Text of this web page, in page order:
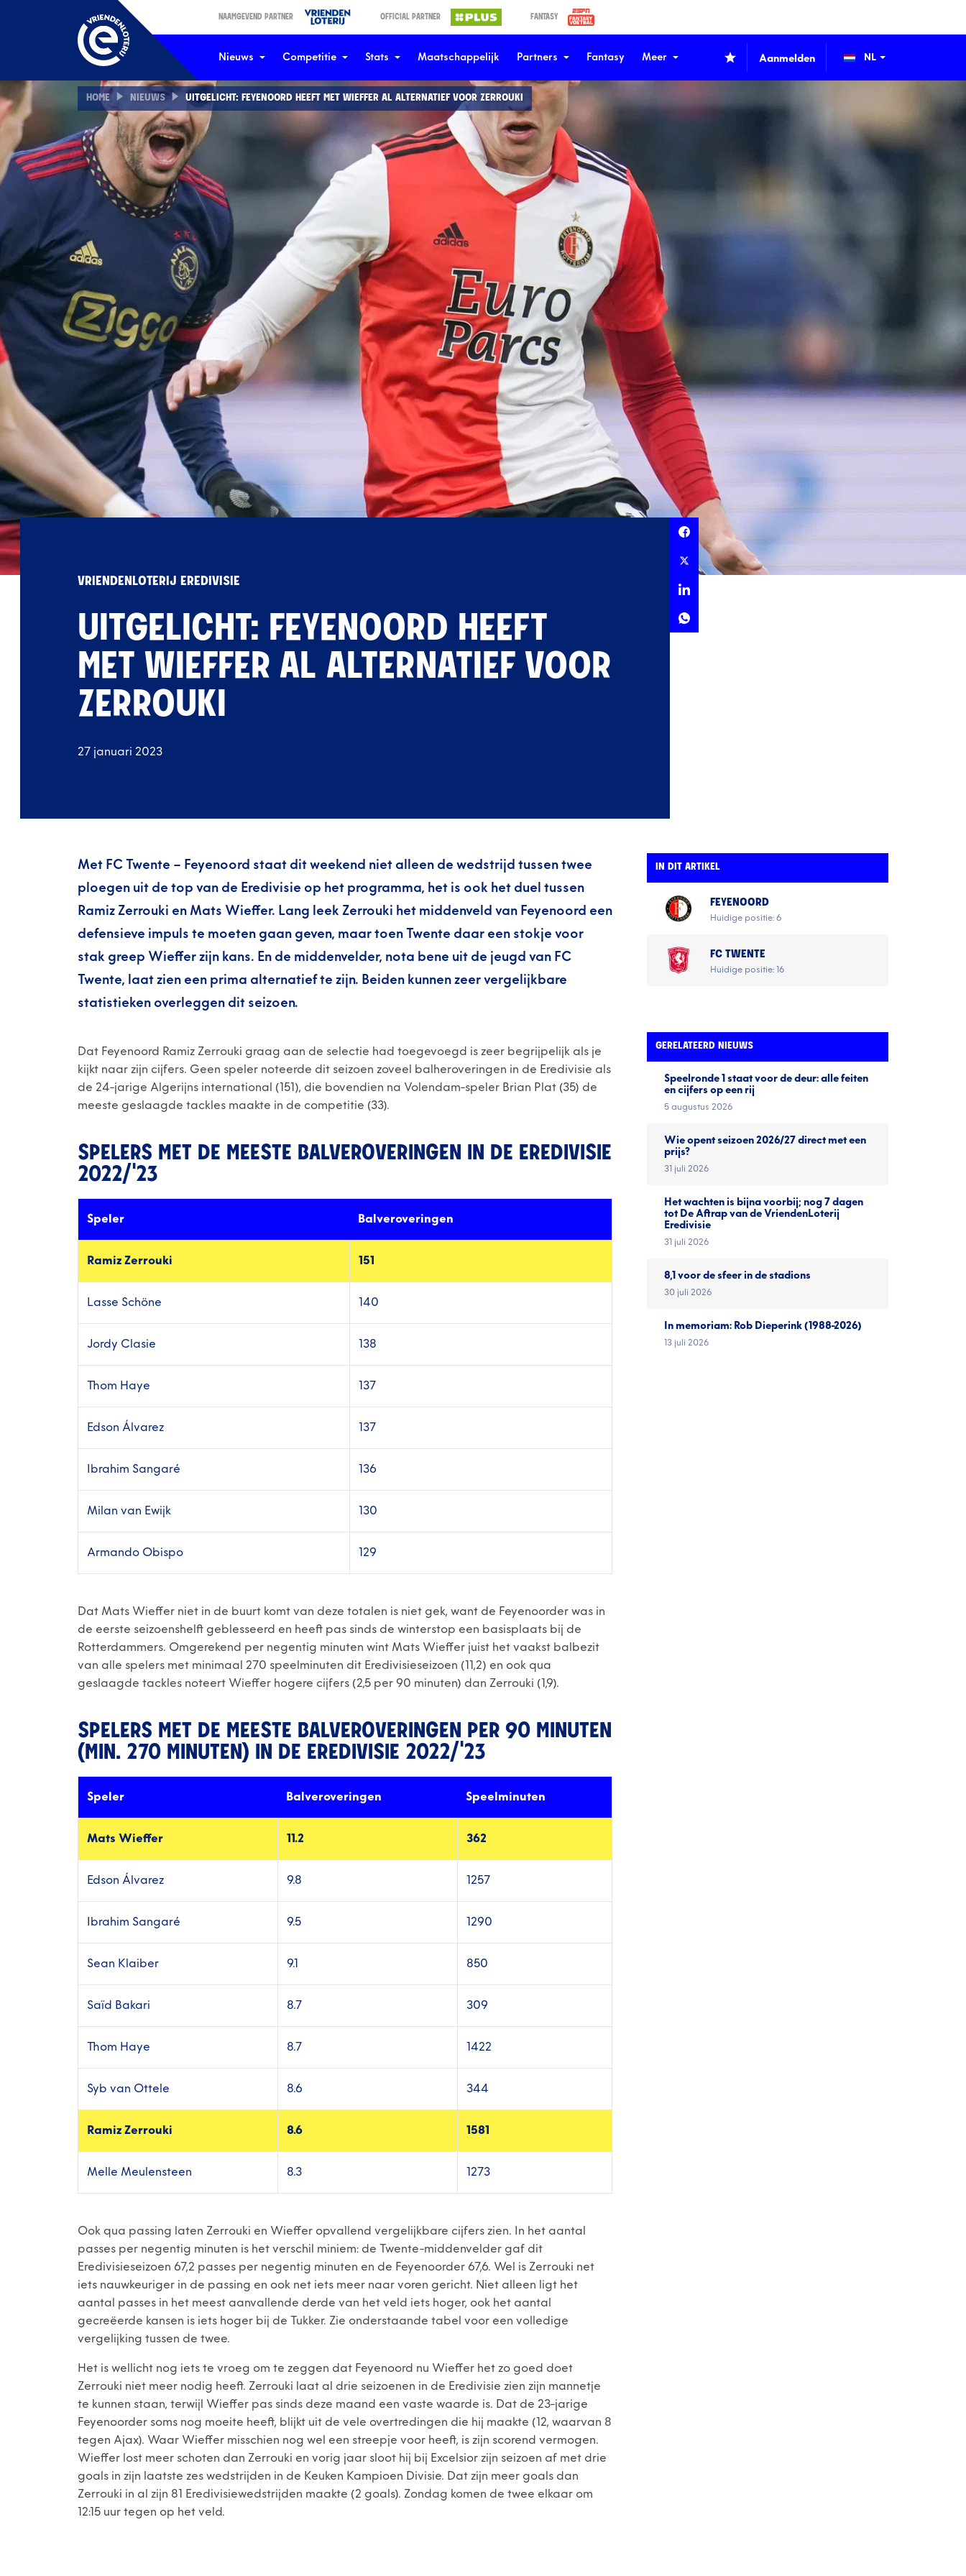
NAAMGEVEND PARTNER OFFICIAL PARTNER FANTASY
Nieuws Competitie Stats Maatschappelijk Partners Fantasy Meer Aanmelden
HOME NIEUWS UITGELICHT: FEYENOORD HEEFT MET WIEFFER AL ALTERNATIEF VOOR ZERROUKI
VRIENDENLOTERIJ EREDIVISIE
UITGELICHT: FEYENOORD HEEFT
MET WIEFFER AL ALTERNATIEF VOOR
ZERROUKI
27 januari 2023
Met FC Twente – Feyenoord staat dit weekend niet alleen de wedstrijd tussen twee
ploegen uit de top van de Eredivisie op het programma, het is ook het duel tussen
Ramiz Zerrouki en Mats Wieffer. Lang leek Zerrouki het middenveld van Feyenoord een
defensieve impuls te moeten gaan geven, maar toen Twente daar een stokje voor
stak greep Wieffer zijn kans. En de middenvelder, nota bene uit de jeugd van FC
Twente, laat zien een prima alternatief te zijn. Beiden kunnen zeer vergelijkbare
statistieken overleggen dit seizoen.
Dat Feyenoord Ramiz Zerrouki graag aan de selectie had toegevoegd is zeer begrijpelijk als je
kijkt naar zijn cijfers. Geen speler noteerde dit seizoen zoveel balheroveringen in de Eredivisie als
de 24-jarige Algerijns international (151), die bovendien na Volendam-speler Brian Plat (35) de
meeste geslaagde tackles maakte in de competitie (33).
SPELERS MET DE MEESTE BALVEROVERINGEN IN DE EREDIVISIE
2022/'23
Speler Balveroveringen
Ramiz Zerrouki 151
Lasse Schöne 140
Jordy Clasie 138
Thom Haye 137
Edson Álvarez 137
Ibrahim Sangaré 136
Milan van Ewijk 130
Armando Obispo 129
Dat Mats Wieffer niet in de buurt komt van deze totalen is niet gek, want de Feyenoorder was in
de eerste seizoenshelft geblesseerd en heeft pas sinds de winterstop een basisplaats bij de
Rotterdammers. Omgerekend per negentig minuten wint Mats Wieffer juist het vaakst balbezit
van alle spelers met minimaal 270 speelminuten dit Eredivisieseizoen (11,2) en ook qua
geslaagde tackles noteert Wieffer hogere cijfers (2,5 per 90 minuten) dan Zerrouki (1,9).
SPELERS MET DE MEESTE BALVEROVERINGEN PER 90 MINUTEN
(MIN. 270 MINUTEN) IN DE EREDIVISIE 2022/'23
Speler Balveroveringen Speelminuten
Mats Wieffer 11.2 362
Edson Álvarez 9.8 1257
Ibrahim Sangaré 9.5 1290
Sean Klaiber 9.1 850
Saïd Bakari 8.7 309
Thom Haye 8.7 1422
Syb van Ottele 8.6 344
Ramiz Zerrouki 8.6 1581
Melle Meulensteen 8.3 1273
Ook qua passing laten Zerrouki en Wieffer opvallend vergelijkbare cijfers zien. In het aantal
passes per negentig minuten is het verschil miniem: de Twente-middenvelder gaf dit
Eredivisieseizoen 67,2 passes per negentig minuten en de Feyenoorder 67,6. Wel is Zerrouki net
iets nauwkeuriger in de passing en ook net iets meer naar voren gericht. Niet alleen ligt het
aantal passes in het meest aanvallende derde van het veld iets hoger, ook het aantal
gecreëerde kansen is iets hoger bij de Tukker. Zie onderstaande tabel voor een volledige
vergelijking tussen de twee.
Het is wellicht nog iets te vroeg om te zeggen dat Feyenoord nu Wieffer het zo goed doet
Zerrouki niet meer nodig heeft. Zerrouki laat al drie seizoenen in de Eredivisie zien zijn mannetje
te kunnen staan, terwijl Wieffer pas sinds deze maand een vaste waarde is. Dat de 23-jarige
Feyenoorder soms nog moeite heeft, blijkt uit de vele overtredingen die hij maakte (12, waarvan 8
tegen Ajax). Waar Wieffer misschien nog wel een streepje voor heeft, is zijn scorend vermogen.
Wieffer lost meer schoten dan Zerrouki en vorig jaar sloot hij bij Excelsior zijn seizoen af met drie
goals in zijn laatste zes wedstrijden in de Keuken Kampioen Divisie. Dat zijn meer goals dan
Zerrouki in al zijn 81 Eredivisiewedstrijden maakte (2 goals). Zondag komen de twee elkaar om
12:15 uur tegen op het veld.
IN DIT ARTIKEL
FEYENOORD
Huidige positie: 6
FC TWENTE
Huidige positie: 16
GERELATEERD NIEUWS
Speelronde 1 staat voor de deur: alle feiten
en cijfers op een rij
5 augustus 2026
Wie opent seizoen 2026/27 direct met een
prijs?
31 juli 2026
Het wachten is bijna voorbij; nog 7 dagen
tot De Aftrap van de VriendenLoterij
Eredivisie
31 juli 2026
8,1 voor de sfeer in de stadions
30 juli 2026
In memoriam: Rob Dieperink (1988-2026)
13 juli 2026